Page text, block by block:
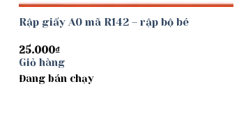
Rập giấy A0 mã R142 – rập bộ bé
25.000₫
Giỏ hàng
Đang bán chạy